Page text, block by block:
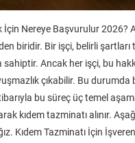
İçin Nereye Başvurulur 2026?
biridir. Bir işçi, belirli şartları
sahiptir. Ancak her işçi, bu
çıkabilir. Bu
bu süreç üç temel
kıdem tazminatı alınır.
Kıdem Tazminatı İçin